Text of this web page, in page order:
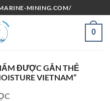
MINING.COM/
0
ĐƯỢC GẮN THẺ
VIETNAM”